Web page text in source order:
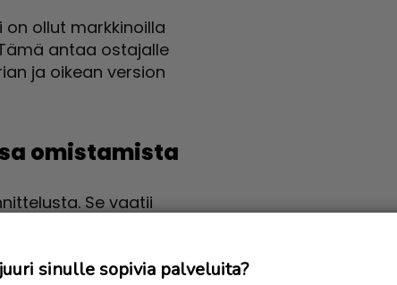
ollut markkinoilla
antaa ostajalle
ja oikean version
omistamista
Se vaatii
sopivia
joissa
olla hyvässä
sinulle sopivia palveluita?